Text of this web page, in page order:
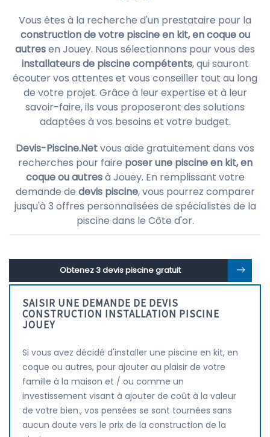
Vous êtes à la recherche d'un prestataire pour la
construction de votre piscine en kit, en coque ou
autresen Jouey. Nous sélectionnons pour vous des
installateurs de piscine compétents, qui sauront
écouter vos attentes et vous conseiller tout au long
de votre projet. Grâce à leur expertise et à leur
savoir-faire, ils vous proposeront des solutions
adaptées à vos besoins et votre budget.
Devis-Piscine.Netvous aide gratuitement dans vos
recherches pour faire poser une piscine en kit, en
coque ou autresà Jouey. En remplissant votre
demande de devis piscine, vous pourrez comparer
jusqu'à 3 offres personnalisées de spécialistes de la
piscine dans le Côte d'or.
Obtenez 3 devis piscine gratuit
SAISIR UNE DEMANDE DE DEVIS
CONSTRUCTION INSTALLATION PISCINE
JOUEY
Si vous avez décidé d'installer une piscine en kit, en
coque ou autres, pour ajouter au plaisir de votre
famille à la maison et / ou comme un
investissement visant à ajouter de coût à la valeur
de votre bien., vos pensées se sont tournées sans
aucun doute vers le prix de la construction de la